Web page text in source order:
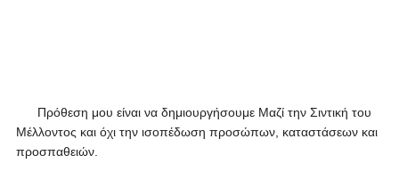
Πρόθεση μου είναι να δημιουργήσουμε Μαζί την Σιντική του
Μέλλοντος και όχι την ισοπέδωση προσώπων, καταστάσεων και
προσπαθειών.